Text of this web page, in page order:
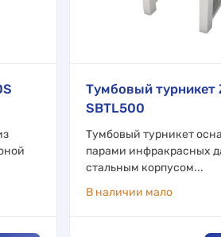
Тумбовый турникет
SBTL500
Тумбовый турникет
парами инфракрасных
стальным корпусом...
В наличии мало